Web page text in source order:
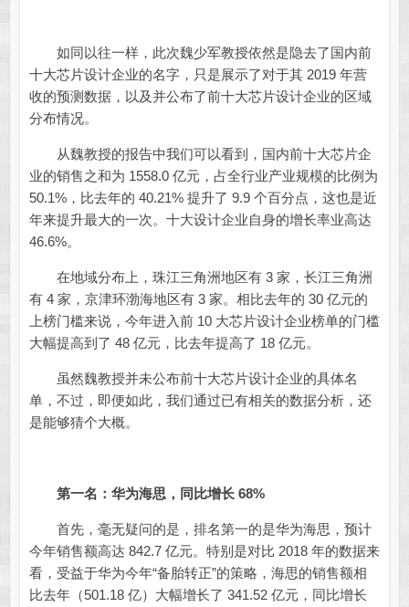
如同以往一样，此次魏少军教授依然是隐去了国内前
十大芯片设计企业的名字，只是展示了对于其 2019 年营
收的预测数据，以及并公布了前十大芯片设计企业的区域
分布情况。
从魏教授的报告中我们可以看到，国内前十大芯片企
业的销售之和为 1558.0 亿元，占全行业产业规模的比例为
50.1%，比去年的 40.21% 提升了 9.9 个百分点，这也是近
年来提升最大的一次。十大设计企业自身的增长率业高达
46.6%。
在地域分布上，珠江三角洲地区有 3 家，长江三角洲
有 4 家，京津环渤海地区有 3 家。相比去年的 30 亿元的
上榜门槛来说，今年进入前 10 大芯片设计企业榜单的门槛
大幅提高到了 48 亿元，比去年提高了 18 亿元。
虽然魏教授并未公布前十大芯片设计企业的具体名
单，不过，即便如此，我们通过已有相关的数据分析，还
是能够猜个大概。
第一名： 华为海思，同比增长 68%
首先，毫无疑问的是，排名第一的是华为海思，预计
今年销售额高达 842.7 亿元。特别是对比 2018 年的数据来
看，受益于华为今年“备胎转正”的策略，海思的销售额相
比去年（501.18 亿）大幅增长了 341.52 亿元，同比增长